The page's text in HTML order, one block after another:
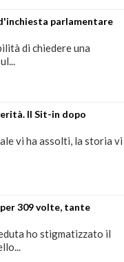
parlamentare
di chiedere una
Il Sit-in dopo
vi ha assolti, la storia vi
per 309 volte, tante
ho stigmatizzato il